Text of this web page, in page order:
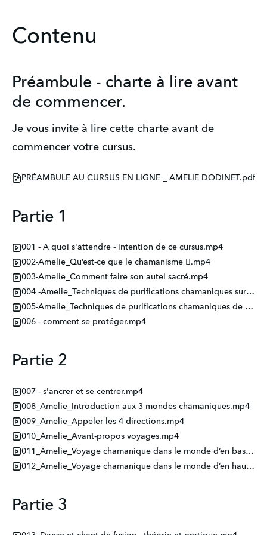
Contenu
Préambule - charte à lire avant
de commencer.
Je vous invite à lire cette charte avant de
commencer votre cursus.
PRÉAMBULE AU CURSUS EN LIGNE _ AMELIE DODINET.pdf
Partie 1
001 - A quoi s'attendre - intention de ce cursus.mp4
002-Amelie_Qu’est-ce que le chamanisme .mp4
003-Amelie_Comment faire son autel sacré.mp4
004 -Amelie_Techniques de purifications chamaniques sur soi et quelqu’un d’autre.mp4
005-Amelie_Techniques de purifications chamaniques de son espace sacré.mp4
006 - comment se protéger.mp4
Partie 2
007 - s'ancrer et se centrer.mp4
008_Amelie_Introduction aux 3 mondes chamaniques.mp4
009_Amelie_Appeler les 4 directions.mp4
010_Amelie_Avant-propos voyages.mp4
011_Amelie_Voyage chamanique dans le monde d’en bas - animal de pouvoir.mp4
012_Amelie_Voyage chamanique dans le monde d’en haut - guides et ancêtres.mp4
Partie 3